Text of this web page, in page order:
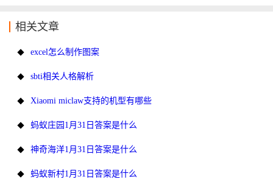
相关文章
excel怎么制作图案
sbti相关人格解析
Xiaomi miclaw支持的机型有哪些
蚂蚁庄园1月31日答案是什么
神奇海洋1月31日答案是什么
蚂蚁新村1月31日答案是什么